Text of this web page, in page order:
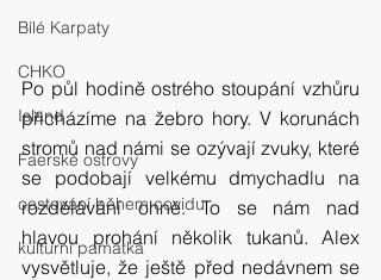
Bílé Karpaty
CHKO
Island
Faerské ostrovy
cestování během covidu
kulturní památka
Po půl hodině ostrého stoupání vzhůru
přicházíme na žebro hory. V korunách
stromů nad námi se ozývají zvuky, které
se podobají velkému dmychadlu na
rozdělávání ohně. To se nám nad
hlavou prohání několik tukanů. Alex
vysvětluje, že ještě před nedávnem se